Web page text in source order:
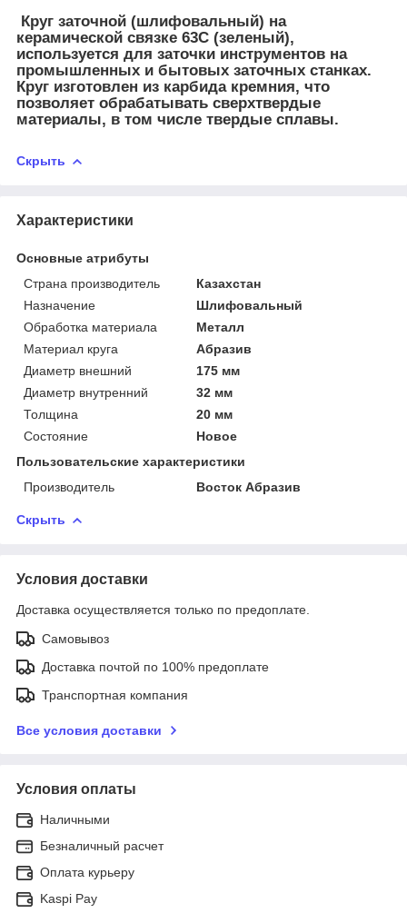
Круг заточной (шлифовальный) на
керамической связке 63С (зеленый),
используется для заточки инструментов на
промышленных и бытовых заточных станках.
Круг изготовлен из карбида кремния, что
позволяет обрабатывать сверхтвердые
материалы, в том числе твердые сплавы.
Скрыть
Характеристики
Основные атрибуты
Страна производитель
Казахстан
Назначение
Шлифовальный
Обработка материала
Металл
Материал круга
Абразив
Диаметр внешний
175 мм
Диаметр внутренний
32 мм
Толщина
20 мм
Состояние
Новое
Пользовательские характеристики
Производитель
Восток Абразив
Скрыть
Условия доставки
Доставка осуществляется только по предоплате.
Самовывоз
Доставка почтой по 100% предоплате
Транспортная компания
Все условия доставки
Условия оплаты
Наличными
Безналичный расчет
Оплата курьеру
Kaspi Pay